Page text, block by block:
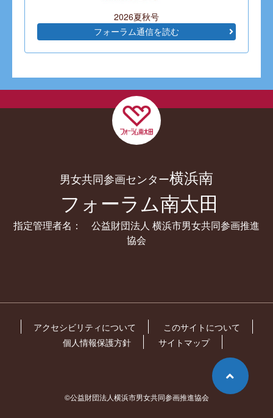
2026夏秋号
フォーラム通信を読む
男女共同参画センター横浜南
フォーラム南太田
指定管理者名： 公益財団法人 横浜市男女共同参画推進
協会
アクセシビリティについて
このサイトについて
個人情報保護方針
サイトマップ
©公益財団法人横浜市男女共同参画推進協会